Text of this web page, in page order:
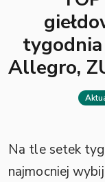
tygodnia
Allegro,
Na tle setek
najmocniej